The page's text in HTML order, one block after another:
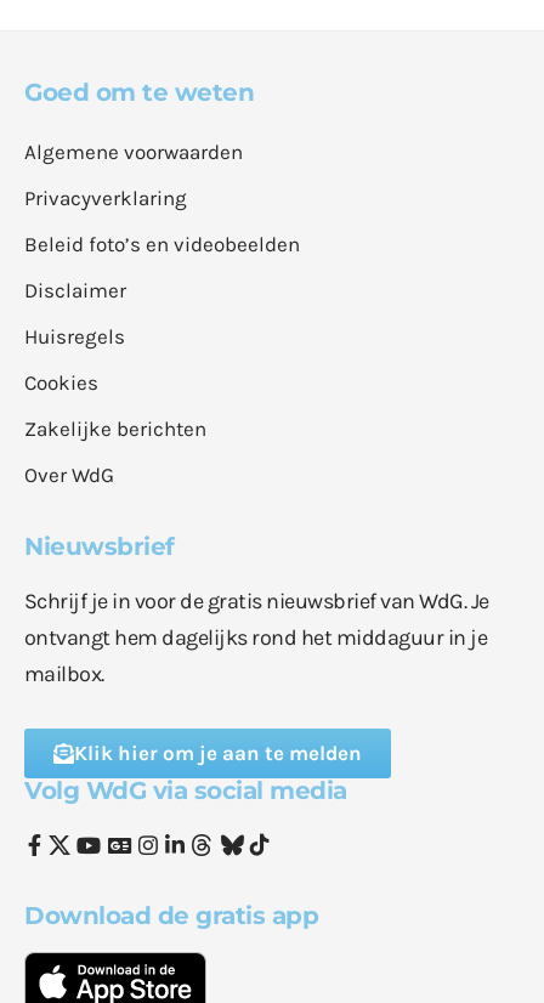
Goed om te weten
Algemene voorwaarden
Privacyverklaring
Beleid foto’s en videobeelden
Disclaimer
Huisregels
Cookies
Zakelijke berichten
Over WdG
Nieuwsbrief
Schrijf je in voor de gratis nieuwsbrief van WdG. Je
ontvangt hem dagelijks rond het middaguur in je
mailbox.
Klik hier om je aan te melden
Volg WdG via social media
Download de gratis app